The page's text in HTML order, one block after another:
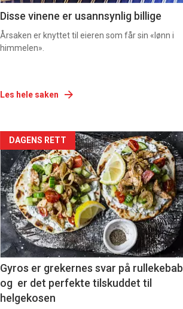
Disse vinene er usannsynlig billige
Årsaken er knyttet til eieren som får sin «lønn i
himmelen».
Les hele saken
Forsiden
akkurat
nå
-
6
DAGENS RETT
Gyros er grekernes svar på rullekebab
og er det perfekte tilskuddet til
helgekosen